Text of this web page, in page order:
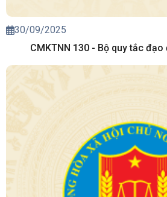
30/09/2025
CMKTNN 130 - Bộ quy tắc